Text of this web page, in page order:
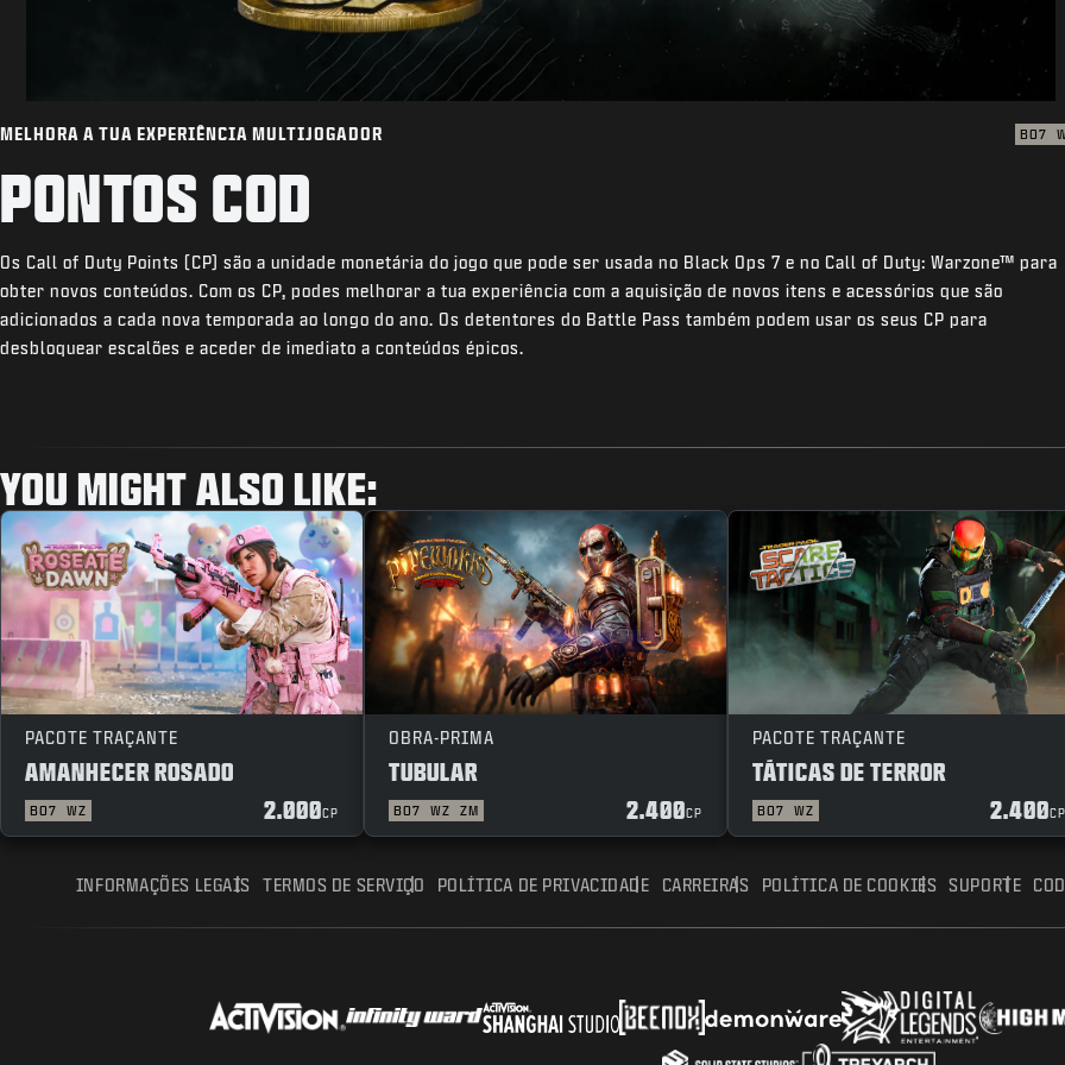
MELHORA A TUA EXPERIÊNCIA MULTIJOGADOR BO7
PONTOS COD
Os Call of Duty Points (CP) são a unidade monetária do jogo que pode ser usada no Black Ops 7 e no Call of Duty: Warzone™ para
obter novos conteúdos. Com os CP, podes melhorar a tua experiência com a aquisição de novos itens e acessórios que são
adicionados a cada nova temporada ao longo do ano. Os detentores do Battle Pass também podem usar os seus CP para
desbloquear escalões e aceder de imediato a conteúdos épicos.
YOU MIGHT ALSO LIKE:
PACOTE TRAÇANTE
AMANHECER ROSADO
BO7 WZ 2.000CP
OBRA-PRIMA
TUBULAR
BO7 WZ ZM 2.400CP
PACOTE TRAÇANTE
TÁTICAS DE TERROR
BO7 WZ 2.400CP
INFORMAÇÕES LEGAIS TERMOS DE SERVIÇO POLÍTICA DE PRIVACIDADE CARREIRAS POLÍTICA DE COOKIES SUPORTE